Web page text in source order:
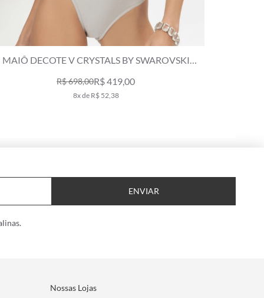
CALCINHA LATERAL FINA MINI MIRACLE UP
R$ 289,00
5x de R$ 57,80
ENVIAR
Nossas Lojas